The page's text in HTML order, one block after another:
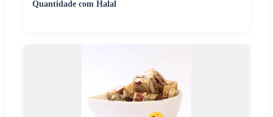
Quantidade com Halal